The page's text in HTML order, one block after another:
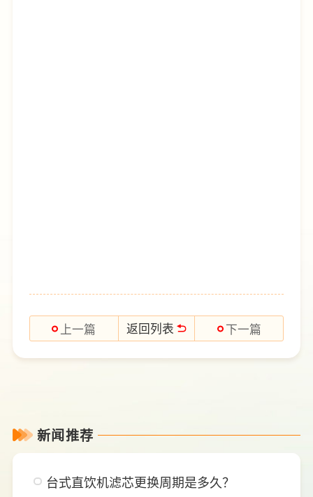
上一篇 返回列表 下一篇
新闻推荐
台式直饮机滤芯更换周期是多久？